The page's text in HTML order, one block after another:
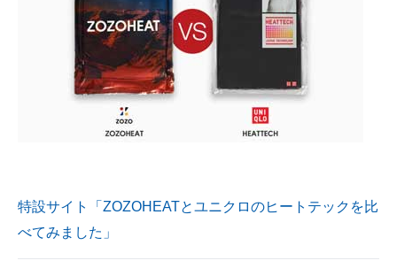
特設サイト「ZOZOHEATとユニクロのヒートテックを比
べてみました」